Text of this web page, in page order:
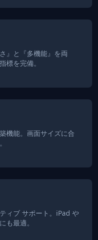
』と『多機能』を両
標を完備。
機能。画面サイズに合
ィブ サポート。iPad や
も最適。